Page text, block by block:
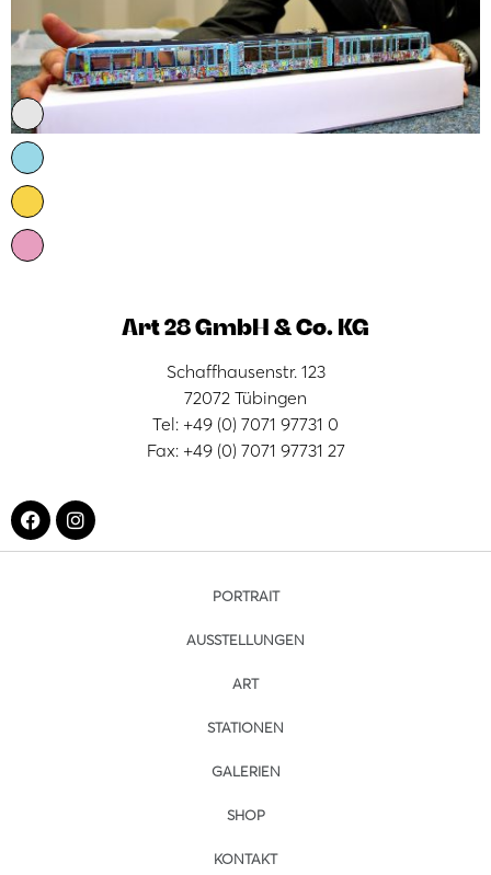
Art 28 GmbH & Co. KG
Schaffhausenstr. 123
72072 Tübingen
Tel: +49 (0) 7071 97731 0
Fax: +49 (0) 7071 97731 27
PORTRAIT
AUSSTELLUNGEN
ART
STATIONEN
GALERIEN
SHOP
KONTAKT